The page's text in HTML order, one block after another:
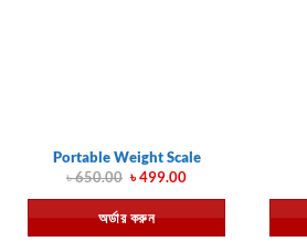
Portable Weight Scale
৳650.00 Original
was:
৳ 650.00.
৳499.00Current
is:
৳ 499.00.
অর্ডার করুন